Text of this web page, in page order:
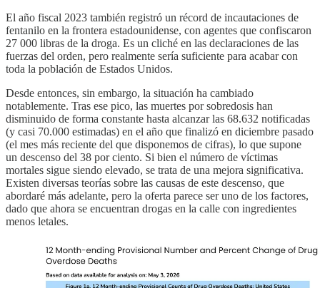
El año fiscal 2023 también registró un récord de incautaciones de
fentanilo en la frontera estadounidense, con agentes que confiscaron
27 000 libras de la droga. Es un cliché en las declaraciones de las
fuerzas del orden, pero realmente sería suficiente para acabar con
toda la población de Estados Unidos.
Desde entonces, sin embargo, la situación ha cambiado
notablemente. Tras ese pico, las muertes por sobredosis han
disminuido de forma constante hasta alcanzar las 68.632 notificadas
(y casi 70.000 estimadas) en el año que finalizó en diciembre pasado
(el mes más reciente del que disponemos de cifras), lo que supone
un descenso del 38 por ciento. Si bien el número de víctimas
mortales sigue siendo elevado, se trata de una mejora significativa.
Existen diversas teorías sobre las causas de este descenso, que
abordaré más adelante, pero la oferta parece ser uno de los factores,
dado que ahora se encuentran drogas en la calle con ingredientes
menos letales.